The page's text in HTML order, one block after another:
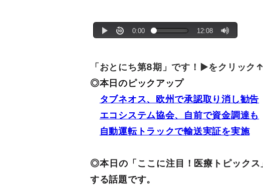
「おとにち第8期」です！▶をクリッ
◎本日のピックアップ
タブネオス、欧州で承認取り消し勧告
エコシステム協会、自前で資金調達も
自動運転トラックで輸送実証を実施
◎本日の「ここに注目！医療トピック
する話題です。